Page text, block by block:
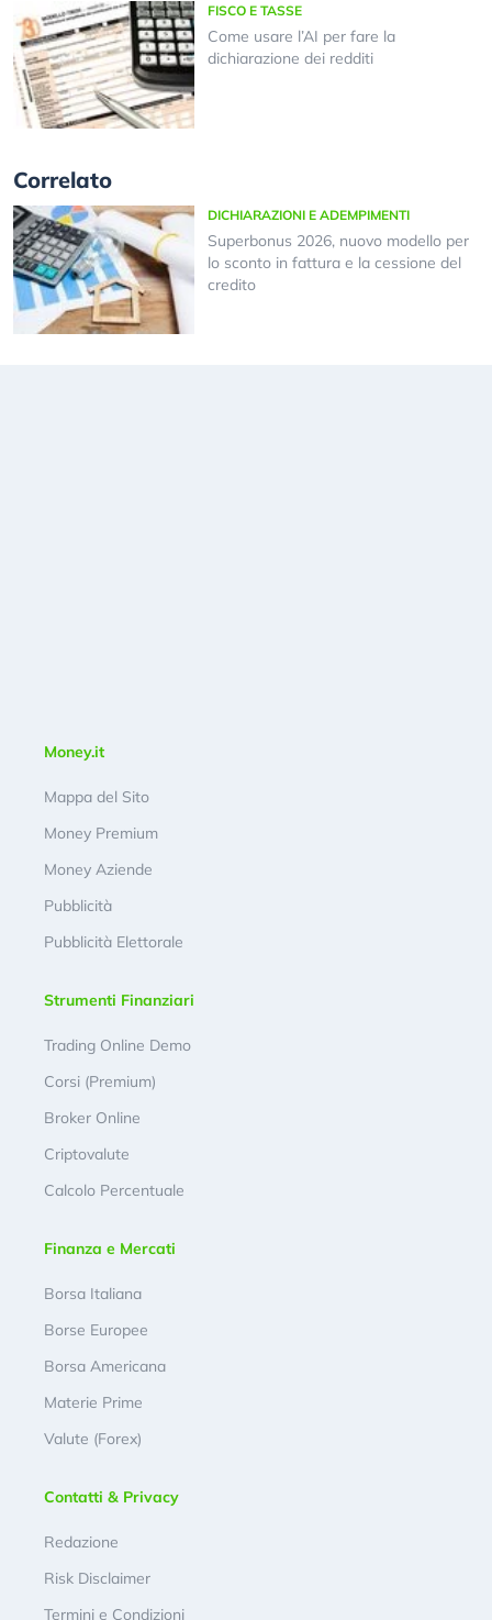
FISCO E TASSE
Come usare l’AI per fare la
dichiarazione dei redditi
Correlato
DICHIARAZIONI E ADEMPIMENTI
Superbonus 2026, nuovo modello per
lo sconto in fattura e la cessione del
credito
Money.it
Mappa del Sito
Money Premium
Money Aziende
Pubblicità
Pubblicità Elettorale
Strumenti Finanziari
Trading Online Demo
Corsi (Premium)
Broker Online
Criptovalute
Calcolo Percentuale
Finanza e Mercati
Borsa Italiana
Borse Europee
Borsa Americana
Materie Prime
Valute (Forex)
Contatti & Privacy
Redazione
Risk Disclaimer
Termini e Condizioni